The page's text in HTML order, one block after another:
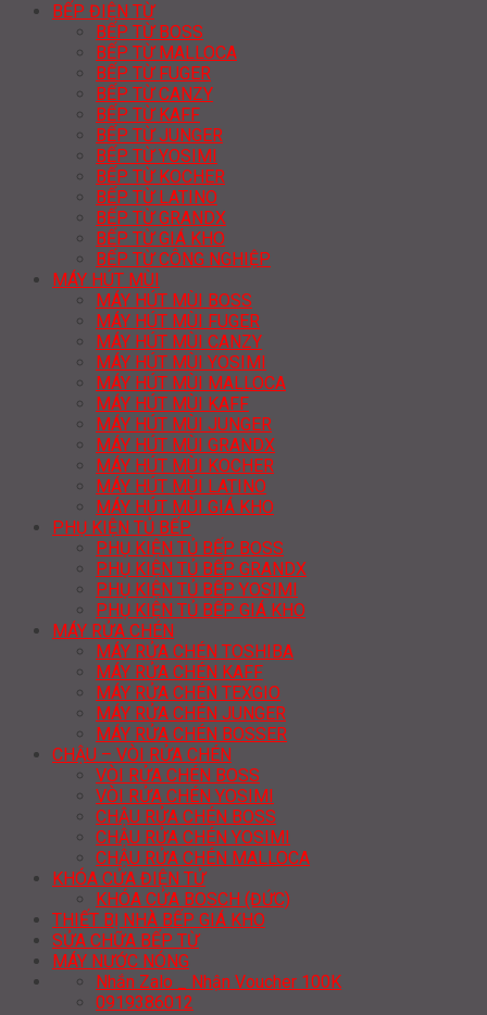
BẾP ĐIỆN TỪ
BẾP TỪ BOSS
BẾP TỪ MALLOCA
BẾP TỪ FUGER
BẾP TỪ CANZY
BẾP TỪ KAFF
BẾP TỪ JUNGER
BẾP TỪ YOSIMI
BẾP TỪ KOCHER
BẾP TỪ LATINO
BẾP TỪ GRANDX
BẾP TỪ GIÁ KHO
BẾP TỪ CÔNG NGHIỆP
MÁY HÚT MÙI
MÁY HÚT MÙI BOSS
MÁY HÚT MÙI FUGER
MÁY HÚT MÙI CANZY
MÁY HÚT MÙI YOSIMI
MÁY HÚT MÙI MALLOCA
MÁY HÚT MÙI KAFF
MÁY HÚT MÙI JUNGER
MÁY HÚT MÙI GRANDX
MÁY HÚT MÙI KOCHER
MÁY HÚT MÙI LATINO
MÁY HÚT MÙI GIÁ KHO
PHỤ KIỆN TỦ BẾP
PHỤ KIỆN TỦ BẾP BOSS
PHỤ KIỆN TỦ BẾP GRANDX
PHỤ KIỆN TỦ BẾP YOSIMI
PHỤ KIỆN TỦ BẾP GIÁ KHO
MÁY RỬA CHÉN
MÁY RỬA CHÉN TOSHIBA
MÁY RỬA CHÉN KAFF
MÁY RỬA CHÉN TEXGIO
MÁY RỬA CHÉN JUNGER
MÁY RỬA CHÉN BOSSER
CHẬU – VÒI RỬA CHÉN
VÒI RỬA CHÉN BOSS
VÒI RỬA CHÉN YOSIMI
CHẬU RỬA CHÉN BOSS
CHẬU RỬA CHÉN YOSIMI
CHẬU RỬA CHÉN MALLOCA
KHÓA CỬA ĐIỆN TỬ
KHÓA CỬA BOSCH (ĐỨC)
THIẾT BỊ NHÀ BẾP GIÁ KHO
SỬA CHỮA BẾP TỪ
MÁY NƯỚC NÓNG
Nhắn Zalo _ Nhận Voucher 100K
0919386012